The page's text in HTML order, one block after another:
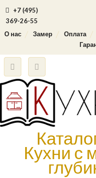
+7 (495)
369-26-55
О нас
Замер Оплата
Кухни с